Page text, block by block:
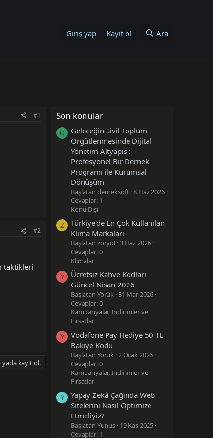
Giriş yap Kayıt ol Ara
#1
#2
taktikleri
kayıt ol.
Son konular
D
Geleceğin Sivil Toplum
Örgütlenmesinde Dijital
Yönetim Altyapısı:
Profesyonel Bir Dernek
Programı ile Kurumsal
Dönüşüm
Başlatan derneksoft 8 Haz 2026
Cevaplar: 1
Konu Dışı
Z
Türkiye'de En Çok Kullanılan
Klima Markaları
Başlatan zoryol 3 Haz 2026
Cevaplar: 0
Klimalar
Y
Ücretsiz Kahve Kodları
Güncel Nisan 2026
Başlatan Yörük 31 Mar 2026
Cevaplar: 0
Kampanyalar, İndirimler ve
Fırsatlar
Y
Vodafone Pay Hediye 50 TL
Bakiye Kodu
Başlatan Yörük 2 Ocak 2026
Cevaplar: 0
Kampanyalar, İndirimler ve
Fırsatlar
Y
Yapay Zekâ Çağında Web
Sitelerini Nasıl Optimize
Etmeliyiz?
Başlatan Yunus 19 Kas 2025
Cevaplar: 1